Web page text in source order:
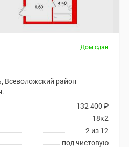
Дом сдан
Всеволожский район
132 400 ₽
18к2
2 из 12
под чистовую